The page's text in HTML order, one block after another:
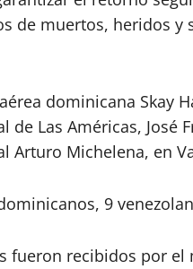
de muertos, heridos
dominicana Skay
Las Américas, José
Arturo Michelena, en
9
fueron recibidos por el